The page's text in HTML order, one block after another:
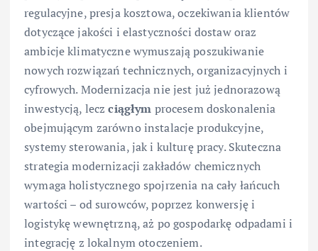
regulacyjne, presja kosztowa, oczekiwania klientów
dotyczące jakości i elastyczności dostaw oraz
ambicje klimatyczne wymuszają poszukiwanie
nowych rozwiązań technicznych, organizacyjnych i
cyfrowych. Modernizacja nie jest już jednorazową
inwestycją, leczciągłym procesem doskonalenia
obejmującym zarówno instalacje produkcyjne,
systemy sterowania, jak i kulturę pracy. Skuteczna
strategia modernizacji zakładów chemicznych
wymaga holistycznego spojrzenia na cały łańcuch
wartości – od surowców, poprzez konwersję i
logistykę wewnętrzną, aż po gospodarkę odpadami i
integrację z lokalnym otoczeniem.